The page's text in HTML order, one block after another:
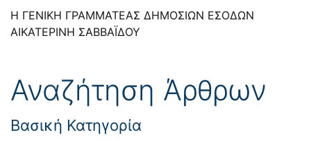
Η ΓΕΝΙΚΗ ΓΡΑΜΜΑΤΕΑΣ ΔΗΜΟΣΙΩΝ ΕΣΟΔΩΝ
ΑΙΚΑΤΕΡΙΝΗ ΣΑΒΒΑΪΔΟΥ
Αναζήτηση Άρθρων
Βασική Κατηγορία